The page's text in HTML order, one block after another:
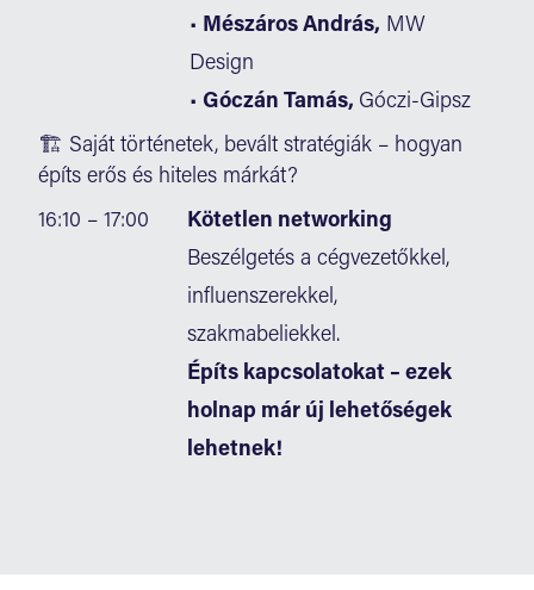
• Mészáros András, MW
Design
• Góczán Tamás, Góczi-Gipsz
🏗 Saját történetek, bevált stratégiák – hogyan
építs erős és hiteles márkát?
16:10 – 17:00
Kötetlen networking
Beszélgetés a cégvezetőkkel,
influenszerekkel,
szakmabeliekkel.
Építs kapcsolatokat – ezek
holnap már új lehetőségek
lehetnek!